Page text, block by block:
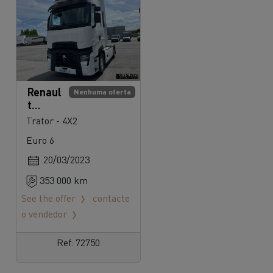
Nenhuma oferta
Renaul
t
Trucks
Trator - 4X2
Euro 6
20/03/2023
353 000 km
See the offer
contacte
o vendedor
Ref: 72750